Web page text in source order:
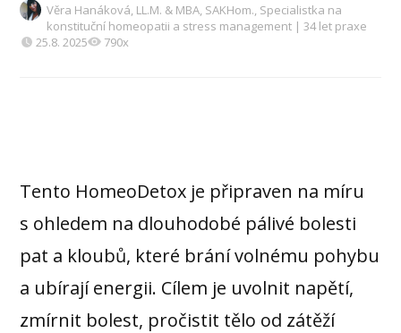
Věra Hanáková, LL.M. & MBA, SAKHom., Specialistka na
konstituční homeopatii a stress management | 34 let praxe
25.8. 2025
790x
Tento HomeoDetox je připraven na míru
s ohledem na dlouhodobé pálivé bolesti
pat a kloubů, které brání volnému pohybu
a ubírají energii. Cílem je uvolnit napětí,
zmírnit bolest, pročistit tělo od zátěží